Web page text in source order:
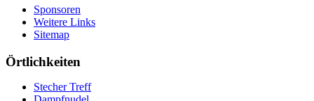
Sponsoren
Weitere Links
Sitemap
Örtlichkeiten
Stecher Treff